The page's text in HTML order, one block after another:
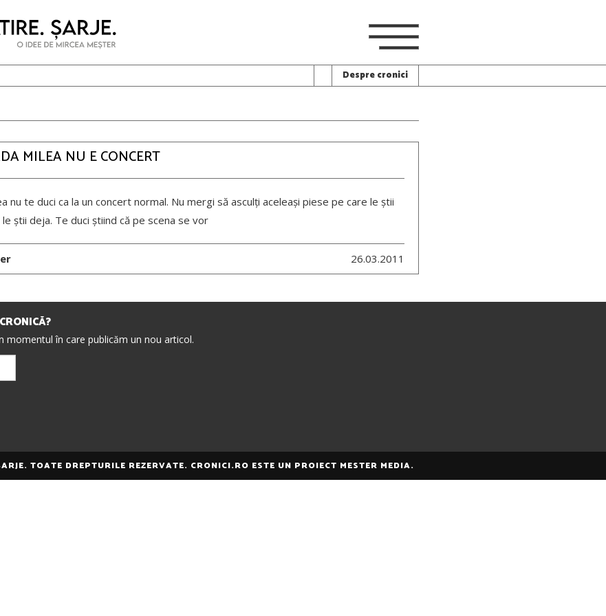
Despre cronici
MILEA NU E CONCERT
nu te duci ca la un concert normal. Nu mergi să asculți aceleași piese pe care le știi
știi deja. Te duci știind că pe scena se vor
26.03.2011
momentul în care publicăm un nou articol.
TOATE DREPTURILE REZERVATE. CRONICI.RO ESTE UN PROIECT MESTER MEDIA.